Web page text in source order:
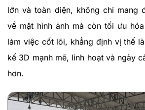
lớn và toàn diện, không chỉ mang
về mặt hình ảnh mà còn tối ưu
làm việc cốt lõi, khẳng định vị thế
kế 3D mạnh mẽ, linh hoạt và ngày
hơn.